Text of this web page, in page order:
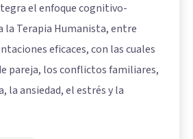
el enfoque cognitivo-
la Terapia Humanista, entre
eficaces, con las cuales
pareja, los conflictos familiares,
la ansiedad, el estrés y la